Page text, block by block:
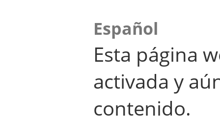
Español
Esta página
activada y
contenido.